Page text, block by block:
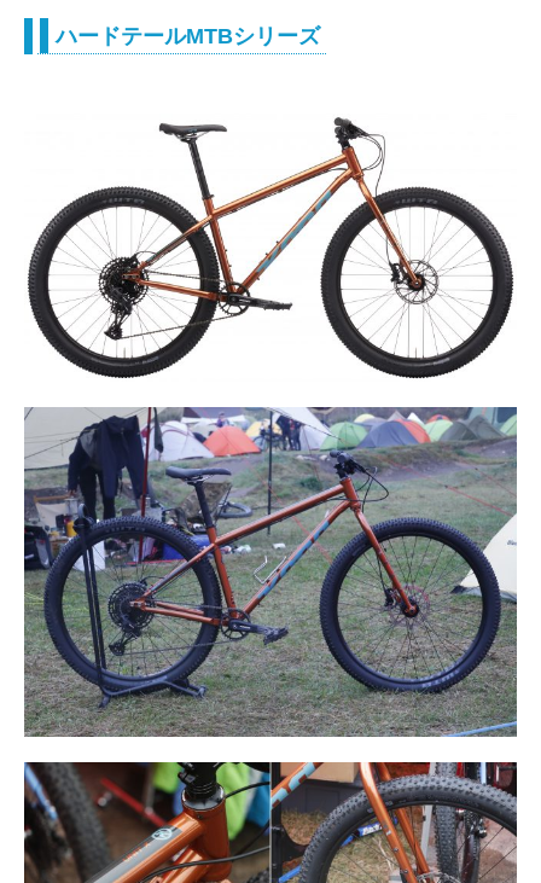
ハードテールMTBシリーズ